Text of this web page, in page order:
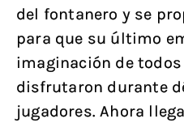
del fontanero y se
para que su último
imaginación de
disfrutaron durante
jugadores. Ahora